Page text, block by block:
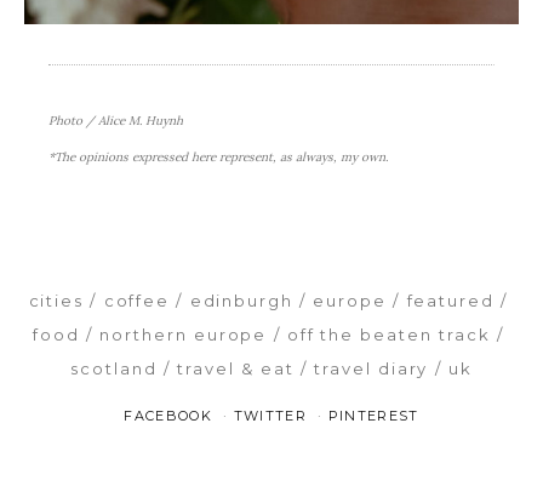
Photo / Alice M. Huynh
*The opinions expressed here represent, as always, my own.
cities coffee edinburgh europe
featured
food
northern europe
off the beaten track
scotland
travel & eat travel diary uk
FACEBOOK TWITTER PINTEREST